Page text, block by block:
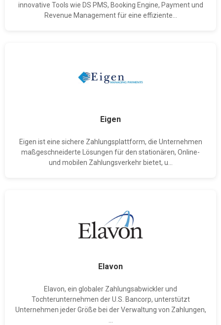
innovative Tools wie DS PMS, Booking Engine, Payment und
Revenue Management für eine effiziente...
Eigen
Eigen ist eine sichere Zahlungsplattform, die Unternehmen
maßgeschneiderte Lösungen für den stationären, Online-
und mobilen Zahlungsverkehr bietet, u...
Elavon
Elavon, ein globaler Zahlungsabwickler und
Tochterunternehmen der U.S. Bancorp, unterstützt
Unternehmen jeder Größe bei der Verwaltung von Zahlungen,